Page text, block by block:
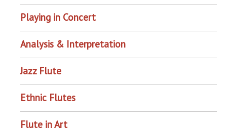
Playing in Concert
Analysis & Interpretation
Jazz Flute
Ethnic Flutes
Flute in Art